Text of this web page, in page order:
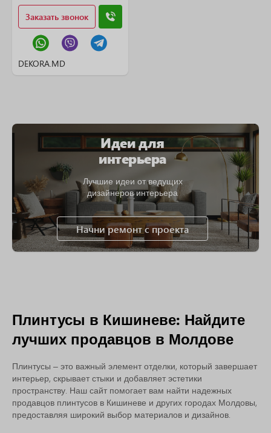
Заказать звонок
DEKORA.MD
Идеи для
интерьера
Лучшие идеи от ведущих
дизайнеров интерьера
Начни ремонт с проекта
Плинтусы в Кишиневе: Найдите
лучших продавцов в Молдове
Плинтусы – это важный элемент отделки, который завершает
интерьер, скрывает стыки и добавляет эстетики
пространству. Наш сайт помогает вам найти надежных
продавцов плинтусов в Кишиневе и других городах Молдовы,
предоставляя широкий выбор материалов и дизайнов.